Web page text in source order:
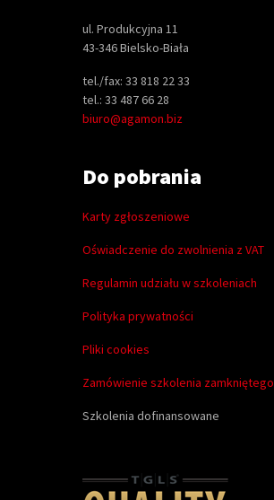
ul. Produkcyjna 11
43-346 Bielsko-Biała
tel./fax: 33 818 22 33
tel.: 33 487 66 28
biuro@agamon.biz
Do pobrania
Karty zgłoszeniowe
Oświadczenie do zwolnienia z VAT
Regulamin udziału w szkoleniach
Polityka prywatności
Pliki cookies
Zamówienie szkolenia zamkniętego
Szkolenia dofinansowane